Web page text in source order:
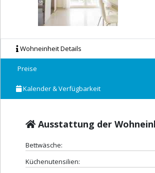
Wohneinheit Details
Preise
Kalender & Verfügbarkeit
Ausstattung der
Bettwäsche:
Küchenutensilien: